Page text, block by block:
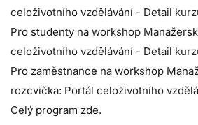
celoživotního vzdělávání - Detail
Pro studenty na workshop
celoživotního vzdělávání - Detail
Pro zaměstnance na workshop
rozcvička: Portál celoživotního
Celý program zde.